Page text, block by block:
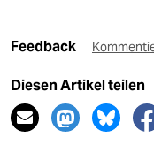
Feedback
Diesen Artikel teilen